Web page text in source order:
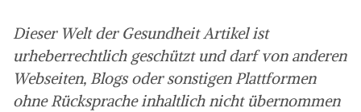
Dieser Welt der Gesundheit Artikel ist
urheberrechtlich geschützt und darf von anderen
Webseiten, Blogs oder sonstigen Plattformen
ohne Rücksprache inhaltlich nicht übernommen